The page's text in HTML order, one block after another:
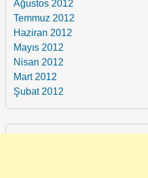
Ağustos 2012
Temmuz 2012
Haziran 2012
Mayıs 2012
Nisan 2012
Mart 2012
Şubat 2012